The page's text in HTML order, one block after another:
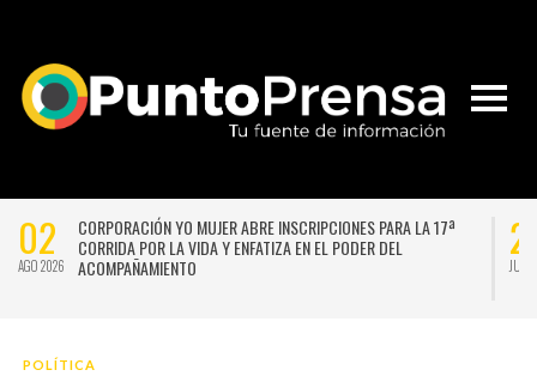
02
AGO 2026
CORPORACIÓN YO MUJER ABRE INSCRIPCIONES PARA LA 17ª
CORRIDA POR LA VIDA Y ENFATIZA EN EL PODER DEL
ACOMPAÑAMIENTO
JUL
POLÍTICA